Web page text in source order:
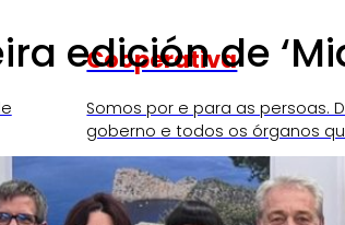
Cooperativa
Somos por e para as persoas.
goberno e todos os órganos
edición de